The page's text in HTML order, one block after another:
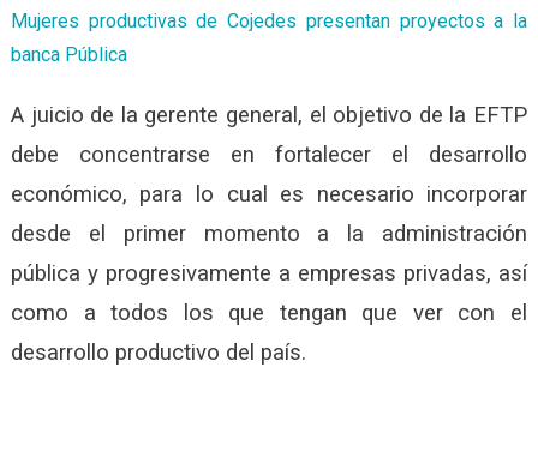
Mujeres productivas de Cojedes presentan proyectos a la
banca Pública
A juicio de la gerente general, el objetivo de la EFTP
debe concentrarse en fortalecer el desarrollo
económico, para lo cual es necesario incorporar
desde el primer momento a la administración
pública y progresivamente a empresas privadas, así
como a todos los que tengan que ver con el
desarrollo productivo del país.